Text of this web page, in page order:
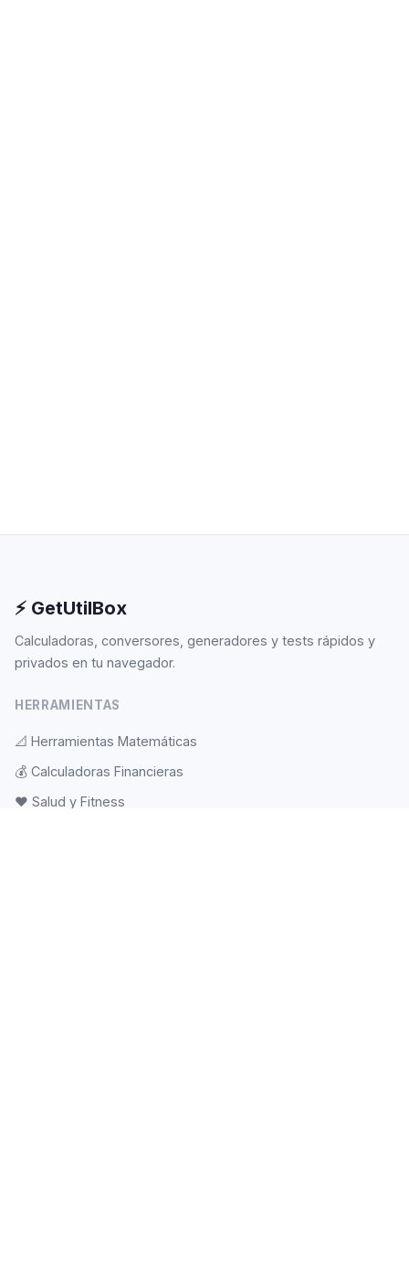
⚡ GetUtilBox
Calculadoras, conversores, generadores y tests rápidos y
privados en tu navegador.
HERRAMIENTAS
📐 Herramientas Matemáticas
💰 Calculadoras Financieras
❤️ Salud y Fitness